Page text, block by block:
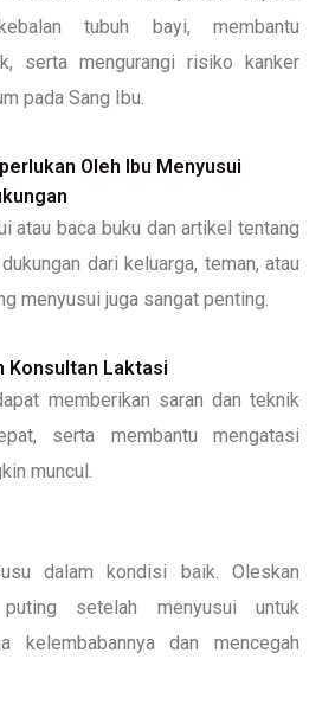
tubuh bayi, membantu
serta mengurangi risiko kanker
pada Sang Ibu.
Oleh Ibu Menyusui
atau baca buku dan artikel tentang
dari keluarga, teman, atau
menyusui juga sangat penting.
Konsultan Laktasi
memberikan saran dan teknik
serta membantu mengatasi
muncul.
dalam kondisi baik. Oleskan
setelah menyusui untuk
kelembabannya dan mencegah